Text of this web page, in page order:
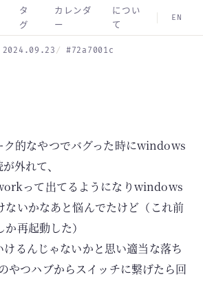
タ
グ
カレンダ
ー
につい
て
EN
2024.09.23 #72a7001c
的なやつでバグった時にwindows
外れて、
って出てるようになりwindows
ないかなあと悩んでたけど（これ前
再起動した）
けるんじゃないかと思い適当な落ち
やつハブからスイッチに繋げたら回